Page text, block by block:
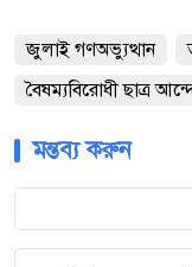
জুলাই গণঅভ্যুত্থান
বৈষম্যবিরোধী ছাত্র
মন্তব্য করুন